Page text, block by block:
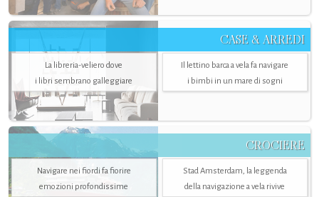
CASE & ARREDI
La libreria-veliero dove
i libri sembrano galleggiare
Il lettino barca a vela fa navigare
i bimbi in un mare di sogni
CROCIERE
Navigare nei fiordi fa fiorire
emozioni profondissime
Stad Amsterdam, la leggenda
della navigazione a vela rivive